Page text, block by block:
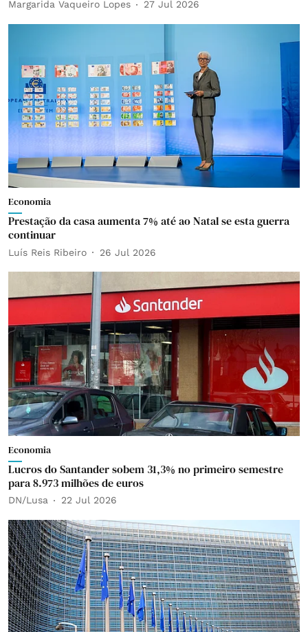
Margarida Vaqueiro Lopes 27 Jul 2026
Economia
Prestação da casa aumenta 7% até ao Natal se esta guerra
continuar
Luís Reis Ribeiro 26 Jul 2026
Economia
Lucros do Santander sobem 31,3% no primeiro semestre
para 8.973 milhões de euros
DN/Lusa 22 Jul 2026